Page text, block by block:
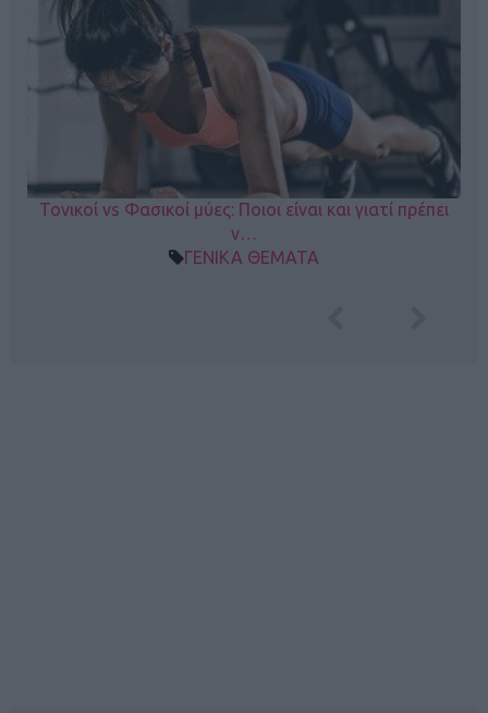
Τονικοί vs Φασικοί μύες: Ποιοι είναι και γιατί πρέπει
ν…
ΓΕΝΙΚΑ ΘΕΜΑΤΑ